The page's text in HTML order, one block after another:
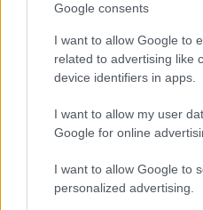
Google consents
I want to allow Google to
related to advertising like
device identifiers in apps.
I want to allow my user
Google for online
I want to allow Google to
personalized advertising.